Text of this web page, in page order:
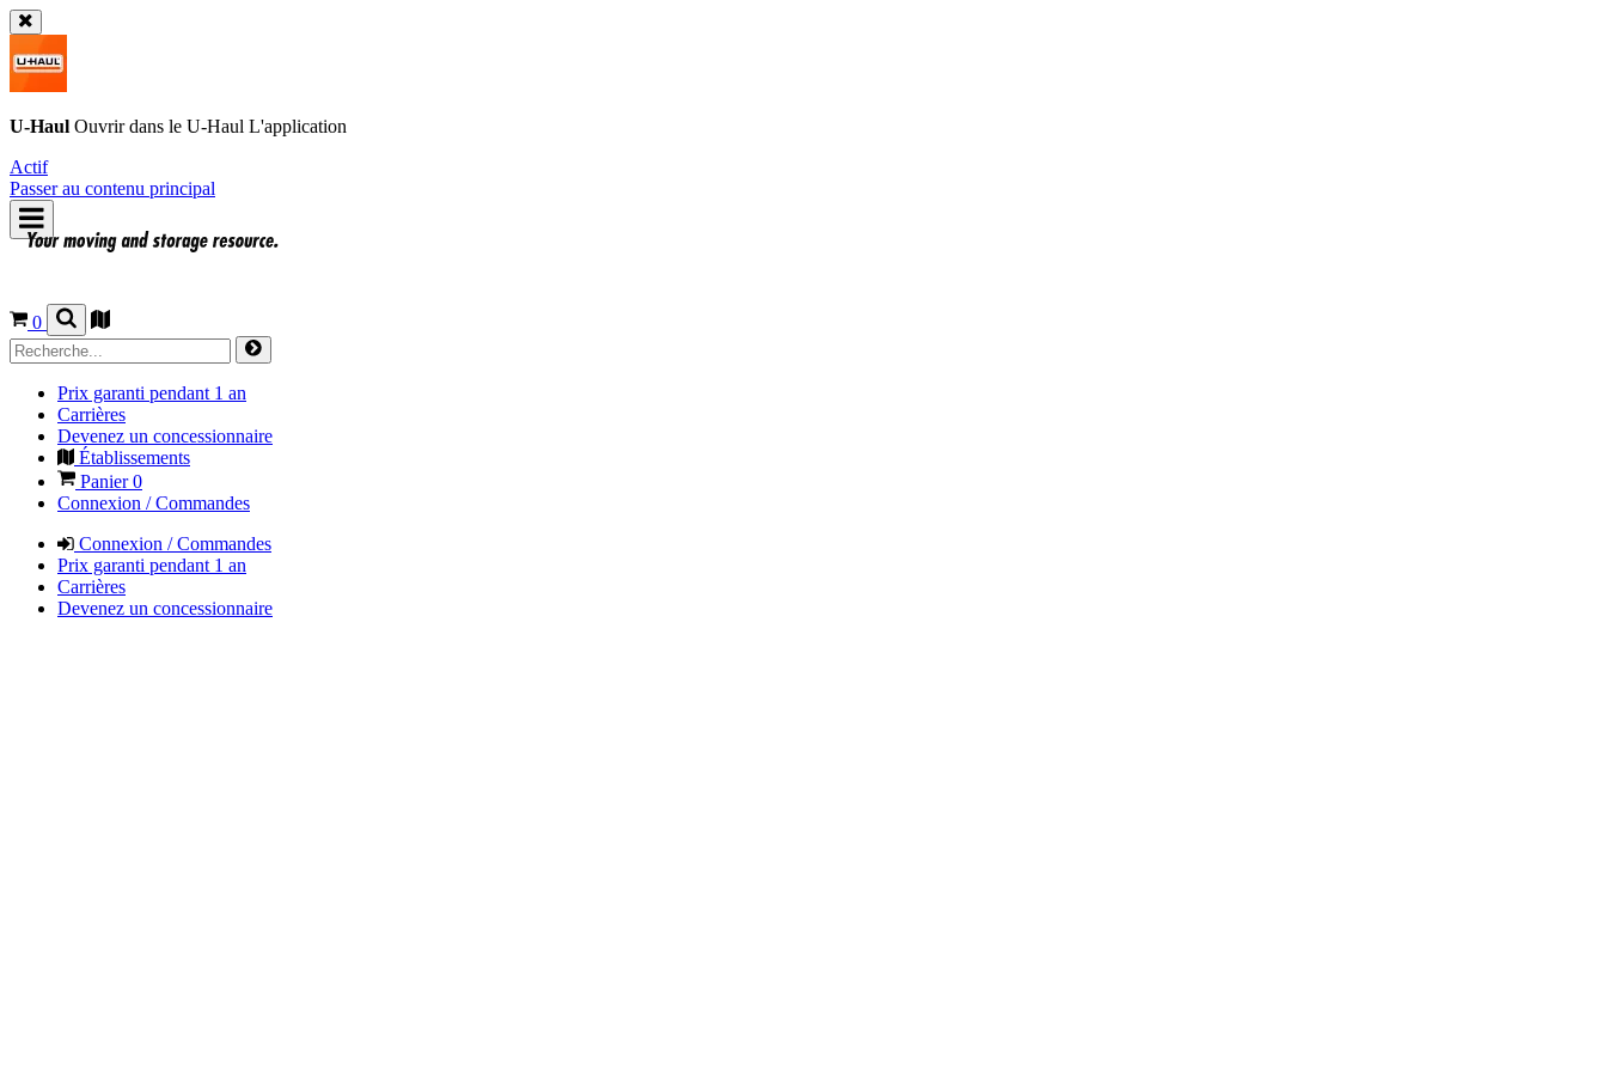
U-Haul Ouvrir dans le U-Haul L'application
Actif
Passer au contenu principal
0
Prix garanti pendant 1 an
Carrières
Devenez un concessionnaire
Établissements
Panier0
Connexion / Commandes
Connexion / Commandes
Prix garanti pendant 1 an
Carrières
Devenez un concessionnaire